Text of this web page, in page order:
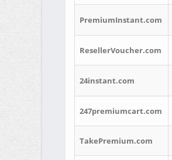
PremiumInstant.com
ResellerVoucher.com
24instant.com
247premiumcart.com
TakePremium.com